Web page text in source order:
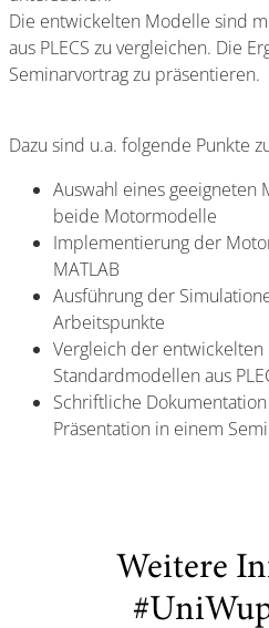
Die entwickelten Modelle sind
aus PLECS zu vergleichen. Die
Seminarvortrag zu präsentieren.
Dazu sind u.a. folgende Punkte
Auswahl eines geeigneten
beide Motormodelle
Implementierung der
MATLAB
Ausführung der
Arbeitspunkte
Vergleich der
Standardmodellen aus
Schriftliche
Präsentation in einem
Weitere